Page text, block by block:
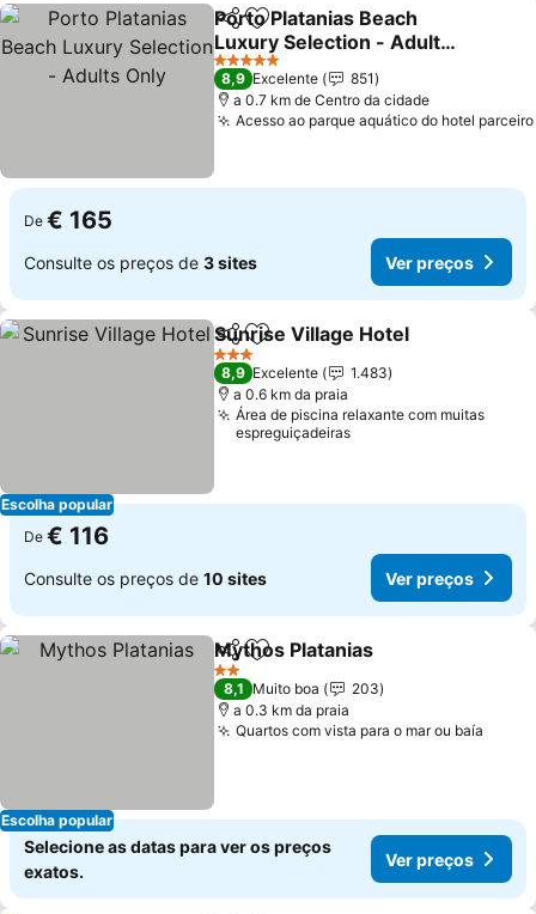
PartilharAdicionar aos favoritos
Porto Platanias Beach
Luxury Selection - Adults
Only
5 Estrelas
8,9 Excelente
851
a 0.7 km de Centro da cidade
Acesso ao parque aquático do hotel parceiro
De € 165
Consulte os preços de 3 sites Ver preços
Escolha popular
PartilharAdicionar aos favoritos
Sunrise Village Hotel
3 Estrelas
8,9 Excelente
1.483
a 0.6 km da praia
Área de piscina relaxante com muitas
espreguiçadeiras
De € 116
Consulte os preços de 10 sites Ver preços
Escolha popular
PartilharAdicionar aos favoritos
Mythos Platanias
2 Estrelas
8,1 Muito boa
203
a 0.3 km da praia
Quartos com vista para o mar ou baía
Selecione as datas para ver os preços
exatos.
Ver preços